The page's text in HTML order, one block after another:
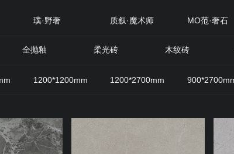
璞·野奢 质叙·魔术师 MO范·奢石
全抛釉 柔光砖 木纹砖
1200*1200mm 1200*2700mm